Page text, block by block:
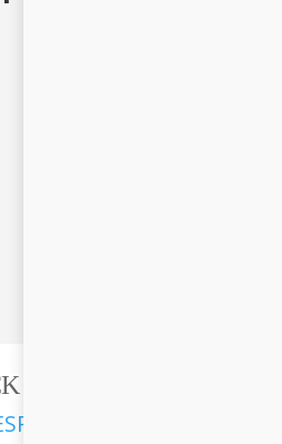
ZUM GLÜCK“
FINDEN SIE